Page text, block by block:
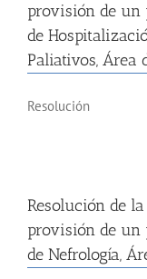
provisión de un
de
Paliativos, Área
Resolución
Resolución de
provisión de un
de Nefrología,